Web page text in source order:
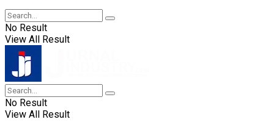
No Result
View All Result
No Result
View All Result